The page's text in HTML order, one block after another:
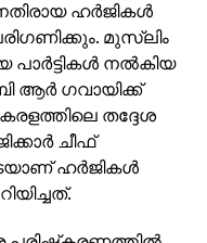
ഹര്‍ജികള്‍
മുസ്‌ലിം
പാര്‍ട്ടികള്‍ നല്‍കിയ
ആര്‍ ഗവായിക്ക്
തദ്ദേശ
ചീഫ്
ഹര്‍ജികള്‍